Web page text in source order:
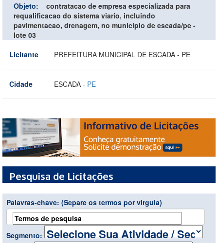
Objeto:
contratacao de empresa especializada para
requalificacao do sistema viario, incluindo
pavimentacao, drenagem, no municipio de escada/pe -
lote 03
Licitante
PREFEITURA MUNICIPAL DE ESCADA - PE
Cidade ESCADA - PE
Pesquisa de Licitações
Palavras-chave: (Separe os termos por virgula)
Segmento: